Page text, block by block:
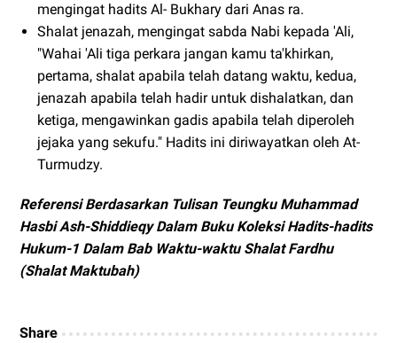
mengingat hadits Al- Bukhary dari Anas ra.
Shalat jenazah, mengingat sabda Nabi kepada 'Ali,
"Wahai 'Ali tiga perkara jangan kamu ta'khirkan,
pertama, shalat apabila telah datang waktu, kedua,
jenazah apabila telah hadir untuk dishalatkan, dan
ketiga, mengawinkan gadis apabila telah diperoleh
jejaka yang sekufu." Hadits ini diriwayatkan oleh At-
Turmudzy.
Referensi Berdasarkan Tulisan Teungku Muhammad
Hasbi Ash-Shiddieqy Dalam Buku Koleksi Hadits-hadits
Hukum-1 Dalam Bab Waktu-waktu Shalat Fardhu
(Shalat Maktubah)
Share